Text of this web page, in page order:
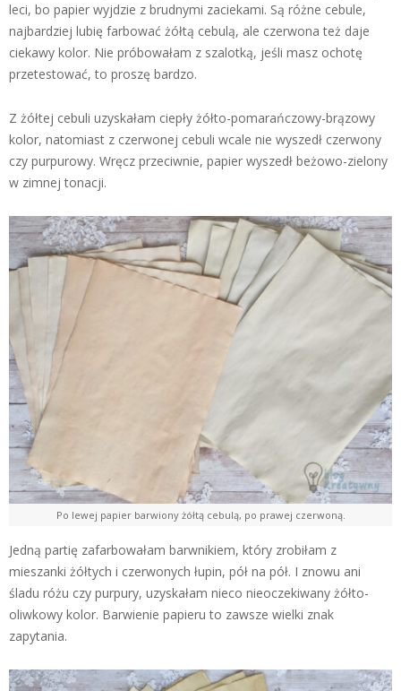
leci, bo papier wyjdzie z brudnymi zaciekami. Są różne cebule,
najbardziej lubię farbować żółtą cebulą, ale czerwona też daje
ciekawy kolor. Nie próbowałam z szalotką, jeśli masz ochotę
przetestować, to proszę bardzo.
Z żółtej cebuli uzyskałam ciepły żółto-pomarańczowy-brązowy
kolor, natomiast z czerwonej cebuli wcale nie wyszedł czerwony
czy purpurowy. Wręcz przeciwnie, papier wyszedł beżowo-zielony
w zimnej tonacji.
Po lewej papier barwiony żółtą cebulą, po prawej czerwoną.
Jedną partię zafarbowałam barwnikiem, który zrobiłam z
mieszanki żółtych i czerwonych łupin, pół na pół. I znowu ani
śladu różu czy purpury, uzyskałam nieco nieoczekiwany żółto-
oliwkowy kolor. Barwienie papieru to zawsze wielki znak
zapytania.